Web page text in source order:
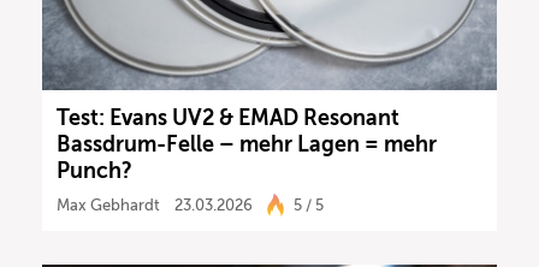
Test: Evans UV2 & EMAD Resonant
Bassdrum-Felle – mehr Lagen = mehr
Punch?
Max Gebhardt 23.03.2026 5 / 5